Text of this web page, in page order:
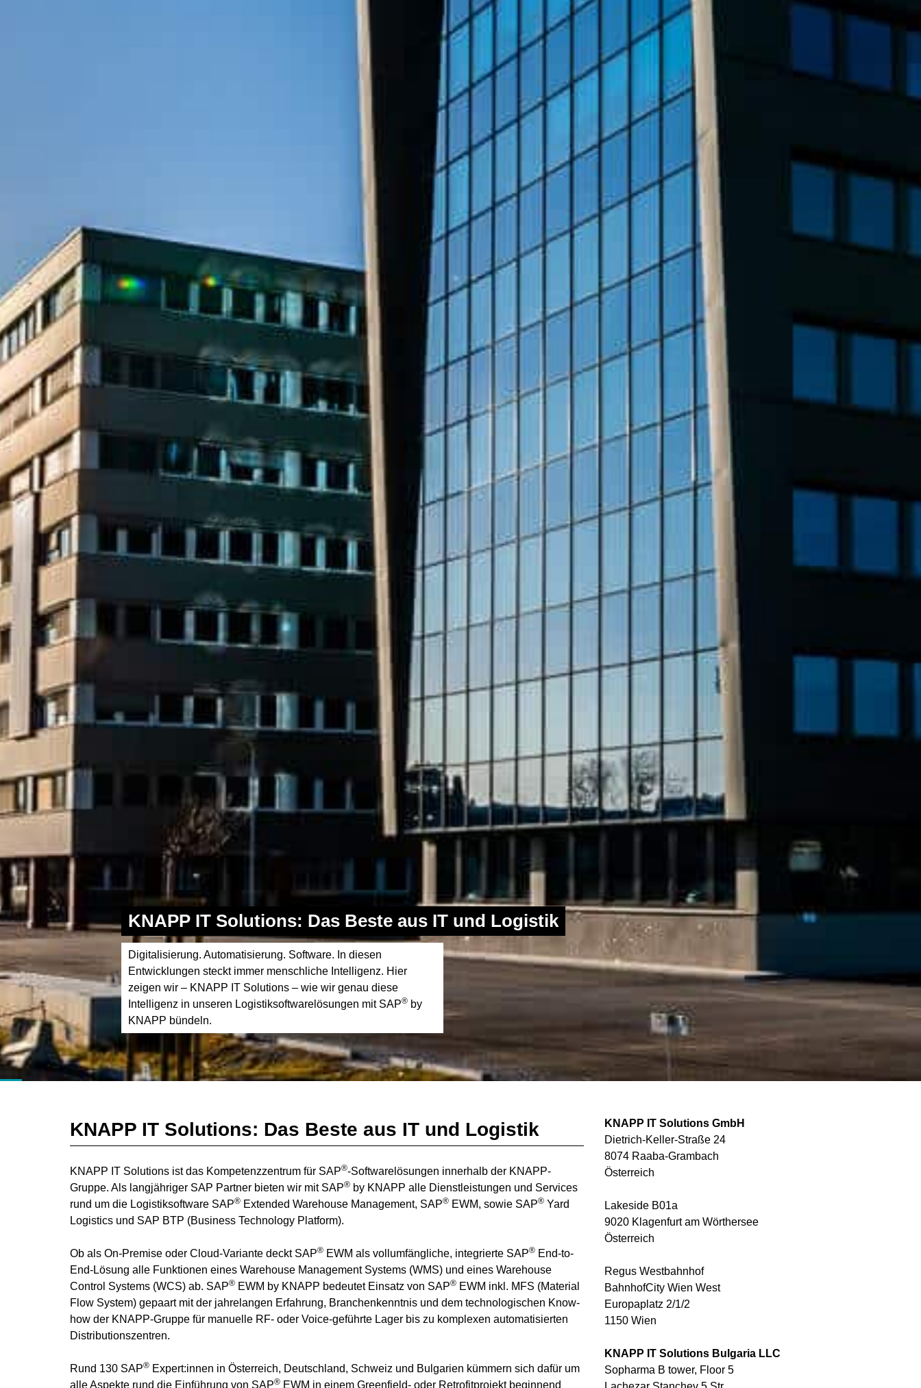
KNAPP IT Solutions: Das Beste aus IT und Logistik
Digitalisierung. Automatisierung. Software. In diesen
Entwicklungen steckt immer menschliche Intelligenz. Hier
zeigen wir – KNAPP IT Solutions – wie wir genau diese
Intelligenz in unseren Logistiksoftwarelösungen mit SAP® by
KNAPP bündeln.
KNAPP IT Solutions: Das Beste aus IT und Logistik
KNAPP IT Solutions ist das Kompetenzzentrum für SAP®-Softwarelösungen innerhalb der KNAPP-
Gruppe. Als langjähriger SAP Partner bieten wir mit SAP® by KNAPP alle Dienstleistungen und Services
rund um die Logistiksoftware SAP® Extended Warehouse Management, SAP® EWM, sowie SAP® Yard
Logistics und SAP BTP (Business Technology Platform).
Ob als On-Premise oder Cloud-Variante deckt SAP® EWM als vollumfängliche, integrierte SAP® End-to-
End-Lösung alle Funktionen eines Warehouse Management Systems (WMS) und eines Warehouse
Control Systems (WCS) ab. SAP® EWM by KNAPP bedeutet Einsatz von SAP® EWM inkl. MFS (Material
Flow System) gepaart mit der jahrelangen Erfahrung, Branchenkenntnis und dem technologischen Know-
how der KNAPP-Gruppe für manuelle RF- oder Voice-geführte Lager bis zu komplexen automatisierten
Distributionszentren.
Rund 130 SAP® Expert:innen in Österreich, Deutschland, Schweiz und Bulgarien kümmern sich dafür um
alle Aspekte rund die Einführung von SAP® EWM in einem Greenfield- oder Retrofitprojekt beginnend
KNAPP IT Solutions GmbH
Dietrich-Keller-Straße 24
8074 Raaba-Grambach
Österreich
Lakeside B01a
9020 Klagenfurt am Wörthersee
Österreich
Regus Westbahnhof
BahnhofCity Wien West
Europaplatz 2/1/2
1150 Wien
KNAPP IT Solutions Bulgaria LLC
Sopharma B tower, Floor 5